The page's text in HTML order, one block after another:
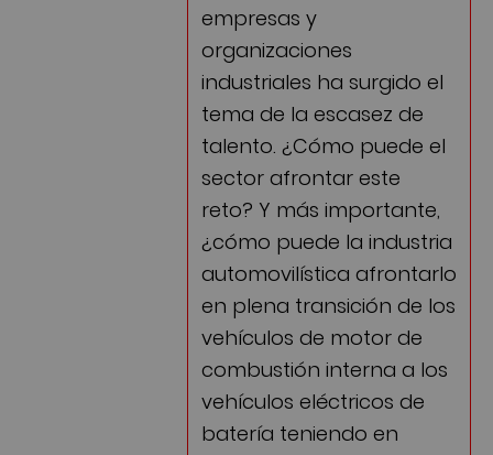
empresas y
organizaciones
industriales ha surgido el
tema de la escasez de
talento. ¿Cómo puede el
sector afrontar este
reto? Y más importante,
¿cómo puede la industria
automovilística afrontarlo
en plena transición de los
vehículos de motor de
combustión interna a los
vehículos eléctricos de
batería teniendo en